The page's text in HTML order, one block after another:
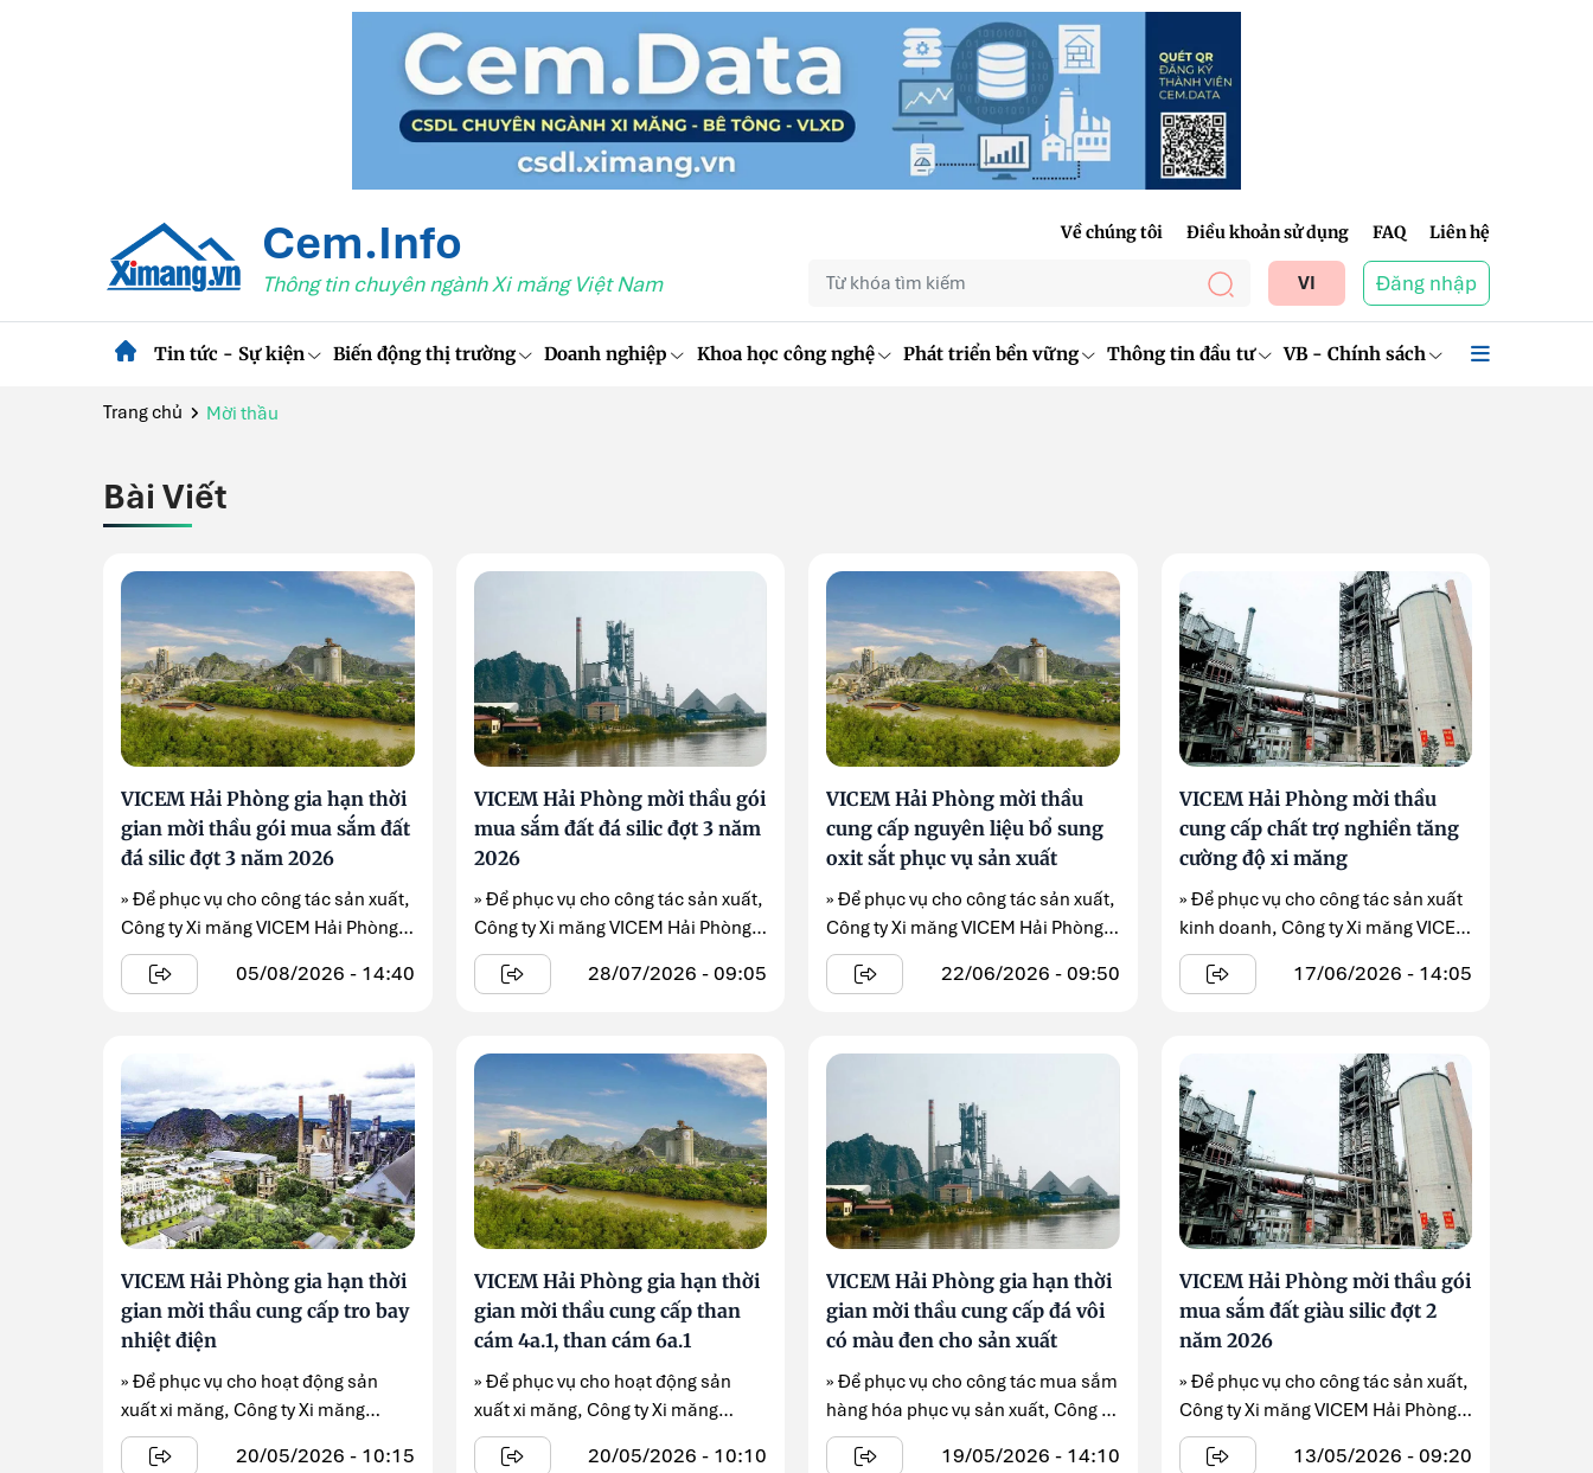
Cem.Info
Thông tin chuyên ngành Xi măng Việt Nam
Về chúng tôi Điều khoản sử dụng FAQ Liên hệ
VI Đăng nhập
Tin tức - Sự kiện Biến động thị trường Doanh nghiệp Khoa học công nghệ Phát triển bền vững Thông tin đầu tư VB - Chính sách
Trang chủ Mời thầu
Bài Viết
VICEM Hải Phòng gia hạn thời
gian mời thầu gói mua sắm đất
đá silic đợt 3 năm 2026
» Để phục vụ cho công tác sản xuất,
Công ty Xi măng VICEM Hải Phòng
gia hạn thời ...
05/08/2026 - 14:40
VICEM Hải Phòng mời thầu gói
mua sắm đất đá silic đợt 3 năm
2026
» Để phục vụ cho công tác sản xuất,
Công ty Xi măng VICEM Hải Phòng
đang triển khai ...
28/07/2026 - 09:05
VICEM Hải Phòng mời thầu
cung cấp nguyên liệu bổ sung
oxit sắt phục vụ sản xuất
» Để phục vụ cho công tác sản xuất,
Công ty Xi măng VICEM Hải Phòng
thông ...
22/06/2026 - 09:50
VICEM Hải Phòng mời thầu
cung cấp chất trợ nghiền tăng
cường độ xi măng
» Để phục vụ cho công tác sản xuất
kinh doanh, Công ty Xi măng VICEM
Hải Phòng ...
17/06/2026 - 14:05
VICEM Hải Phòng gia hạn thời
gian mời thầu cung cấp tro bay
nhiệt điện
» Để phục vụ cho hoạt động sản
xuất xi măng, Công ty Xi măng
VICEM Hải Phòng gia hạn thời gian
...
20/05/2026 - 10:15
VICEM Hải Phòng gia hạn thời
gian mời thầu cung cấp than
cám 4a.1, than cám 6a.1
» Để phục vụ cho hoạt động sản
xuất xi măng, Công ty Xi măng
VICEM Hải Phòng gia hạn thời gian
...
20/05/2026 - 10:10
VICEM Hải Phòng gia hạn thời
gian mời thầu cung cấp đá vôi
có màu đen cho sản xuất
» Để phục vụ cho công tác mua sắm
hàng hóa phục vụ sản xuất, Công ty
Xi măng ...
19/05/2026 - 14:10
VICEM Hải Phòng mời thầu gói
mua sắm đất giàu silic đợt 2
năm 2026
» Để phục vụ cho công tác sản xuất,
Công ty Xi măng VICEM Hải Phòng
đang triển khai ...
13/05/2026 - 09:20